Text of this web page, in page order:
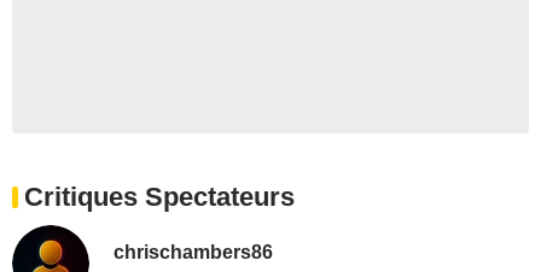
Critiques Spectateurs
chrischambers86